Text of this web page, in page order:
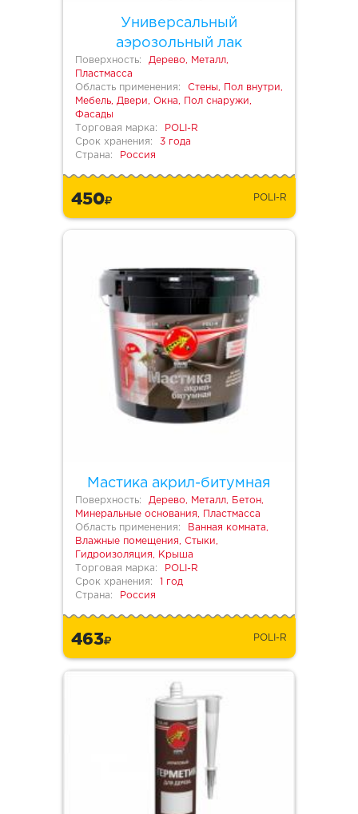
Универсальный
аэрозольный лак
Поверхность:
Дерево, Металл,
Пластмасса
Область применения:
Стены, Пол внутри,
Мебель, Двери, Окна, Пол снаружи,
Фасады
Торговая марка:
POLI-R
Срок хранения:
3 года
Страна:
Россия
450 POLI-R
Мастика акрил-битумная
Поверхность:
Дерево, Металл, Бетон,
Минеральные основания, Пластмасса
Область применения:
Ванная комната,
Влажные помещения, Стыки,
Гидроизоляция, Крыша
Торговая марка:
POLI-R
Срок хранения:
1 год
Страна:
Россия
463 POLI-R